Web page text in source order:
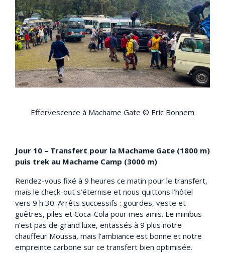
Effervescence à Machame Gate © Eric Bonnem
Jour 10 – Transfert pour la Machame Gate (1800 m)
puis trek au Machame Camp (3000 m)
Rendez-vous fixé à 9 heures ce matin pour le transfert,
mais le check-out s’éternise et nous quittons l’hôtel
vers 9 h 30. Arrêts successifs : gourdes, veste et
guêtres, piles et Coca-Cola pour mes amis. Le minibus
n’est pas de grand luxe, entassés à 9 plus notre
chauffeur Moussa, mais l’ambiance est bonne et notre
empreinte carbone sur ce transfert bien optimisée.